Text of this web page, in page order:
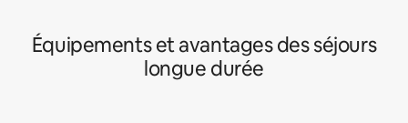
Équipements et avantages des séjours
longue durée